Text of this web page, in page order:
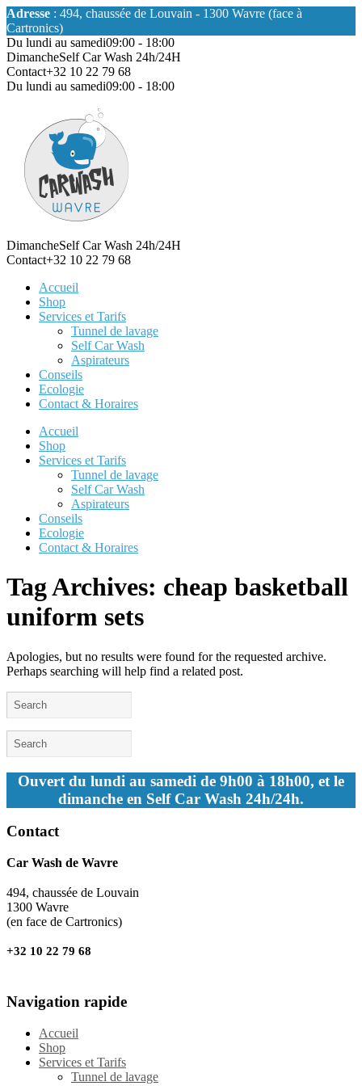
Adresse : 494, chaussée de Louvain - 1300 Wavre (face à
Cartronics)
Du lundi au samedi09:00 - 18:00
DimancheSelf Car Wash 24h/24H
Contact+32 10 22 79 68
Du lundi au samedi09:00 - 18:00
DimancheSelf Car Wash 24h/24H
Contact+32 10 22 79 68
Accueil
Shop
Services et Tarifs
Tunnel de lavage
Self Car Wash
Aspirateurs
Conseils
Ecologie
Contact & Horaires
Accueil
Shop
Services et Tarifs
Tunnel de lavage
Self Car Wash
Aspirateurs
Conseils
Ecologie
Contact & Horaires
Tag Archives: cheap basketball
uniform sets
Apologies, but no results were found for the requested archive.
Perhaps searching will help find a related post.
Ouvert du lundi au samedi de 9h00 à 18h00, et le
dimanche en Self Car Wash 24h/24h.
Contact
Car Wash de Wavre
494, chaussée de Louvain
1300 Wavre
(en face de Cartronics)
+32 10 22 79 68
Navigation rapide
Accueil
Shop
Services et Tarifs
Tunnel de lavage